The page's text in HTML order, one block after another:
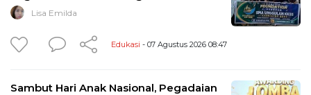
Lisa Emilda
Edukasi - 07 Agustus 2026 08:47
Sambut Hari Anak Nasional, Pegadaian